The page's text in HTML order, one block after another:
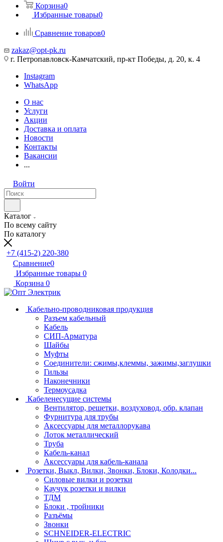
Корзина0
Избранные товары0
Сравнение товаров0
zakaz@opt-pk.ru
г. Петропавловск-Камчатский, пр-кт Победы, д. 20, к. 4
Instagram
WhatsApp
О нас
Услуги
Акции
Доставка и оплата
Новости
Контакты
Вакансии
...
Войти
Каталог
По всему сайту
По каталогу
+7 (415-2) 220-380
Сравнение0
Избранные товары 0
Корзина 0
Кабельно-проводниковая продукция
Разъем кабельный
Кабель
СИП-Арматура
Шайбы
Муфты
Соединители: сжимы,клеммы, зажимы,заглушки
Гильзы
Наконечники
Термоусадка
Кабеленесущие системы
Вентилятор, решетки, воздуховод, обр. клапан
Фурнитура для трубы
Аксессуары для металлорукава
Лоток металлический
Труба
Кабель-канал
Аксессуары для кабель-канала
Розетки, Выкл, Вилки, Звонки, Блоки, Колодки...
Силовые вилки и розетки
Каучук розетки и вилки
ТДМ
Блоки , тройники
Разъёмы
Звонки
SCHNEIDER-ELECTRIC